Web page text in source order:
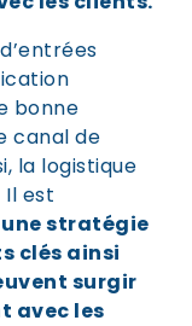
bonne
canal de
la logistique
est
une stratégie
clés ainsi
surgir
avec les